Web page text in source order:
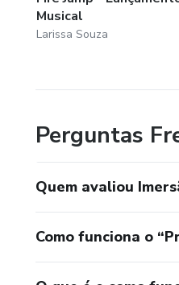
Musical
Larissa Souza
Perguntas
Quem avaliou
Como funciona o